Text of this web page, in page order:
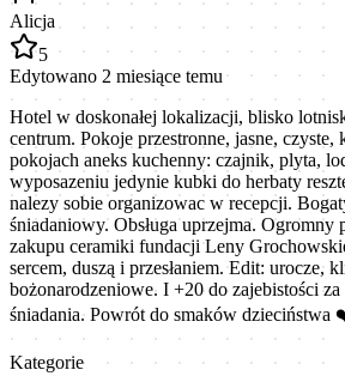
Alicja
5
Edytowano 2 miesiące temu
Hotel w doskonałej lokalizacji, blisko
centrum. Pokoje przestronne, jasne,
pokojach aneks kuchenny: czajnik, plyta,
wyposazeniu jedynie kubki do herbaty
nalezy sobie organizowac w recepcji.
śniadaniowy. Obsługa uprzejma. Ogromny
zakupu ceramiki fundacji Leny
sercem, duszą i przesłaniem. Edit: urocze,
bożonarodzeniowe. I +20 do zajebistości
śniadania. Powrót do smaków dzieciństwa
Kategorie